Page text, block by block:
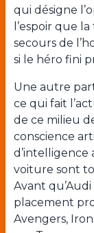
qui désigne
l’espoir que
secours de
si le héro fini
Une autre
ce qui fait
de ce milieu
conscience
d’intelligence
voiture sont
Avant
placement
Avengers,